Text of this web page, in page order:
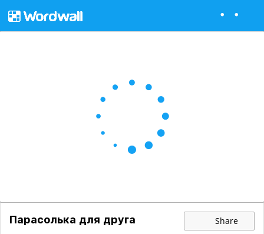
Парасолька для друга Share